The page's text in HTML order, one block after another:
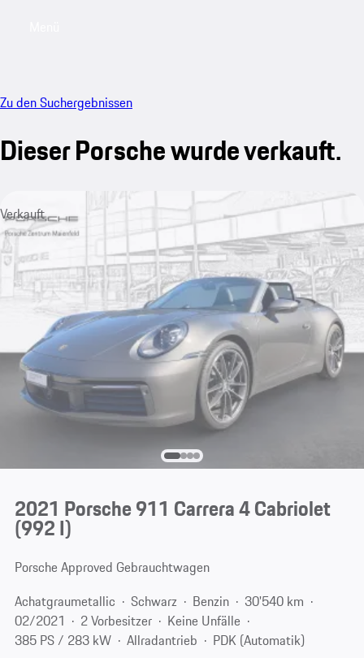
Zu den Suchergebnissen
Dieser Porsche wurde verkauft.
Verkauft
2021 Porsche 911 Carrera 4 Cabriolet
(992 I)
Porsche Approved Gebrauchtwagen
Achatgraumetallic
Schwarz Benzin
30'540 km
02/2021
2 Vorbesitzer
Keine Unfälle
385 PS / 283 kW
Allradantrieb
PDK (Automatik)